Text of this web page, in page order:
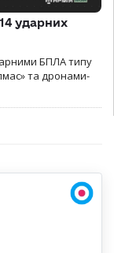
ударних
БПЛА типу
та дронами-